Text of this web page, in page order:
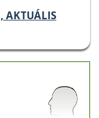
AKTUÁLIS